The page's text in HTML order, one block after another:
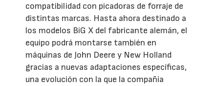
compatibilidad con picadoras de forraje de
distintas marcas. Hasta ahora destinado a
los modelos BiG X del fabricante alemán, el
equipo podrá montarse también en
máquinas de John Deere y New Holland
gracias a nuevas adaptaciones específicas,
una evolución con la que la compañía